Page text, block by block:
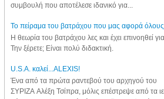
συμβουλή που αποτέλεσε ιδανικό για...
Το πείραμα του βατράχου που μας αφορά
Η θεωρία του βατράχου λες και έχει επινοηθεί
Την ξέρετε; Είναι πολύ διδακτική.
U.S.A. καλεί...ALEXIS!
Ένα από τα πρώτα ραντεβού του αρχηγού του
ΣΥΡΙΖΑ Αλέξη Τσίπρα, μόλις επέστρεψε από τα